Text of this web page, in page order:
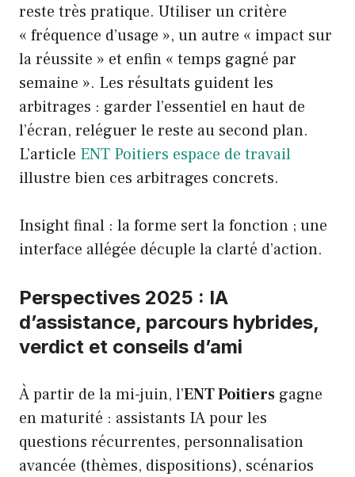
reste très pratique. Utiliser un critère
« fréquence d’usage », un autre « impact sur
la réussite » et enfin « temps gagné par
semaine ». Les résultats guident les
arbitrages : garder l’essentiel en haut de
l’écran, reléguer le reste au second plan.
L’article ENT Poitiers espace de travail
illustre bien ces arbitrages concrets.
Insight final : la forme sert la fonction ; une
interface allégée décuple la clarté d’action.
Perspectives 2025 : IA
d’assistance, parcours hybrides,
verdict et conseils d’ami
À partir de la mi-juin, l’ENT Poitiers gagne
en maturité : assistants IA pour les
questions récurrentes, personnalisation
avancée (thèmes, dispositions), scénarios